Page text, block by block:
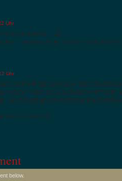
Uhr
Schuhe reicht… 😉
dann erwarten wir mal nicht zu viel
Uhr
meine Frage gewesen, also wieviel
erwarten kann. Ist ja auch sicherlich (wie
und wieviel gearbeitet hat und natürlich
was zu lesen 🙂
below.